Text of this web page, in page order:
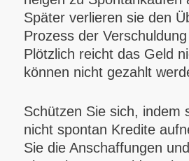
Später verlieren sie den
Prozess der
Plötzlich reicht das Geld
können nicht gezahlt
Schützen Sie sich, indem
nicht spontan Kredite
Sie die Anschaffungen